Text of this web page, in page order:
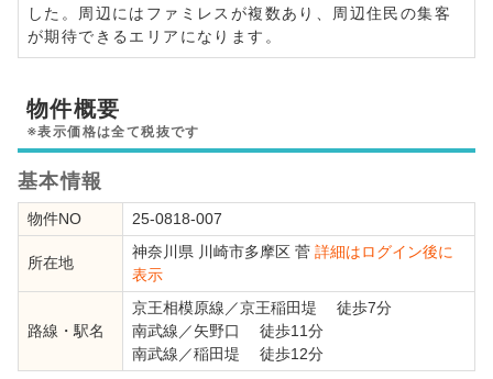
した。周辺にはファミレスが複数あり、周辺住民の集客
が期待できるエリアになります。
物件概要
※表示価格は全て税抜です
基本情報
物件NO 25-0818-007
所在地
神奈川県 川崎市多摩区 菅 詳細はログイン後に
表示
路線・駅名
京王相模原線 ／京王稲田堤 徒歩7分
南武線 ／矢野口
徒歩11分
南武線 ／稲田堤 徒歩12分